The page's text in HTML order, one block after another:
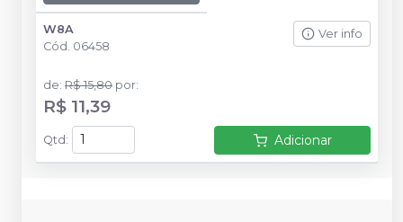
W8A
Cód. 06458
Ver info
de: R$ 15,80 por:
R$ 11,39
Qtd : Adicionar